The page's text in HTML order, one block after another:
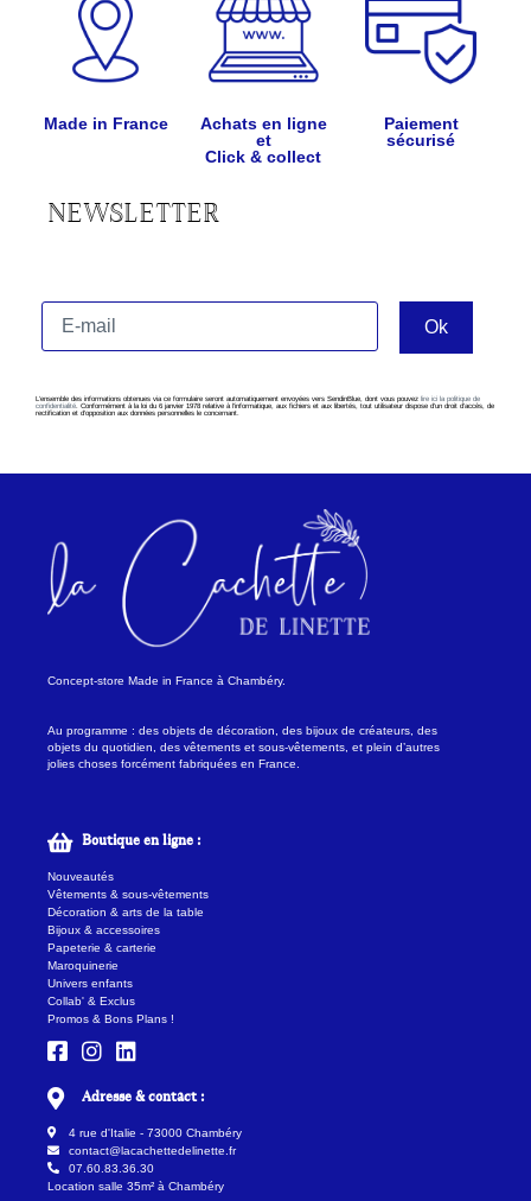
Made in France
Achats en ligne
et
Click & collect
Paiement
sécurisé
NEWSLETTER
L’ensemble des informations obtenues via ce formulaire seront automatiquement envoyées vers SendinBlue, dont vous pouvez lire ici la politique de
confidentialité . Conformément à la loi du 6 janvier 1978 relative à l’informatique, aux fichiers et aux libertés, tout utilisateur dispose d’un droit d’accès, de
rectification et d’opposition aux données personnelles le concernant.
Concept-store Made in France à Chambéry.
Au programme : des objets de décoration, des bijoux de créateurs, des
objets du quotidien, des vêtements et sous-vêtements, et plein d’autres
jolies choses forcément fabriquées en France.
Boutique en ligne :
Nouveautés
Vêtements & sous-vêtements
Décoration & arts de la table
Bijoux & accessoires
Papeterie & carterie
Maroquinerie
Univers enfants
Collab' & Exclus
Promos & Bons Plans !
Adresse & contact :
4 rue d'Italie - 73000 Chambéry
contact@lacachettedelinette.fr
07.60.83.36.30
Location salle 35m² à Chambéry